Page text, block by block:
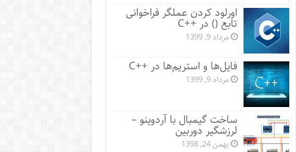
اورلود کردن عملگر فراخوانی
تابع () در ++C
مرداد 9, 1399
فایل‌ها و استریم‌ها در ++C
مرداد 9, 1399
ساخت گیمبال با آردوینو –
لرزشگیر دوربین
بهمن 24, 1398